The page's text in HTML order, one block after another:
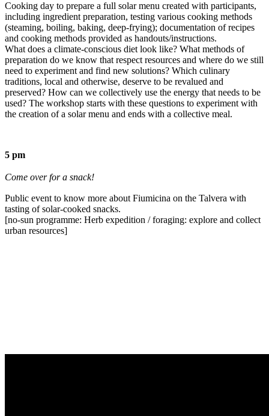
Cooking day to prepare a full solar menu created with participants,
including ingredient preparation, testing various cooking methods
(steaming, boiling, baking, deep-frying); documentation of recipes
and cooking methods provided as handouts/instructions.
What does a climate-conscious diet look like? What methods of
preparation do we know that respect resources and where do we still
need to experiment and find new solutions? Which culinary
traditions, local and otherwise, deserve to be revalued and
preserved? How can we collectively use the energy that needs to be
used? The workshop starts with these questions to experiment with
the creation of a solar menu and ends with a collective meal.
5 pm
Come over for a snack!
Public event to know more about Fiumicina on the Talvera with
tasting of solar-cooked snacks.
[no-sun programme: Herb expedition / foraging: explore and collect
urban resources]